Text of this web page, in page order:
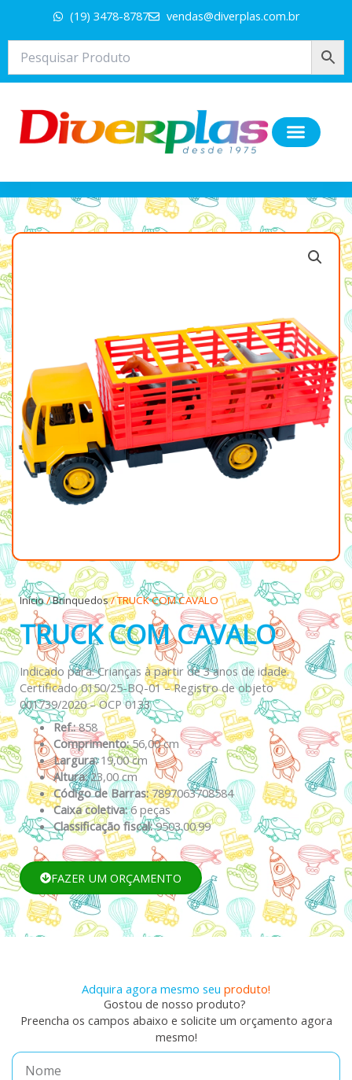
conteúdo
(19) 3478-8787 vendas@diverplas.com.br
Início/Brinquedos/ TRUCK COM CAVALO
TRUCK COM CAVALO
Indicado para: Crianças à partir de 3 anos de idade.
Certificado 0150/25-BQ-01 – Registro de objeto
001739/2020 – OCP 0133
Ref.:858
Comprimento:56,00 cm
Largura:19,00 cm
Altura:23,00 cm
Código de Barras:7897063708584
Caixa coletiva:6 peças
Classificação fiscal:9503.00.99
FAZER UM ORÇAMENTO
Adquira agora mesmo seu produto!
Gostou de nosso produto?
Preencha os campos abaixo e solicite um orçamento agora
mesmo!
Nome